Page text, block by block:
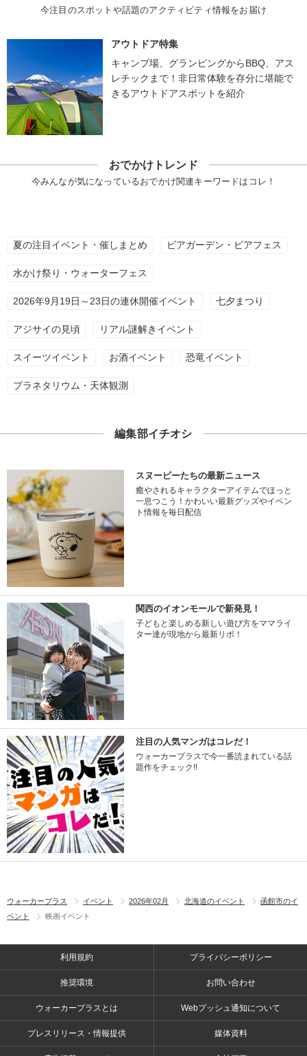
今注目のスポットや話題のアクティビティ情報をお届け
アウトドア特集
キャンプ場、グランピングからBBQ、アス
レチックまで！非日常体験を存分に堪能で
きるアウトドアスポットを紹介
おでかけトレンド
今みんなが気になっているおでかけ関連キーワードはコレ！
夏の注目イベント・催しまとめ ビアガーデン・ビアフェス
水かけ祭り・ウォーターフェス
2026年9月19日～23日の連休開催イベント 七夕まつり
アジサイの見頃 リアル謎解きイベント
スイーツイベント お酒イベント 恐竜イベント
プラネタリウム・天体観測
編集部イチオシ
スヌーピーたちの最新ニュース
癒やされるキャラクターアイテムでほっと
一息つこう！かわいい最新グッズやイベン
ト情報を毎日配信
関西のイオンモールで新発見！
子どもと楽しめる新しい遊び方をママライ
ター達が現地から最新リポ！
注目の人気マンガはコレだ！
ウォーカープラスで今一番読まれている話
題作をチェック!!
ウォーカープラス イベント 2026年02月 北海道のイベント
函館市のイ
ベント
映画イベント
利用規約 プライバシーポリシー
推奨環境 お問い合わせ
ウォーカープラスとは Webプッシュ通知について
プレスリリース・情報提供 媒体資料